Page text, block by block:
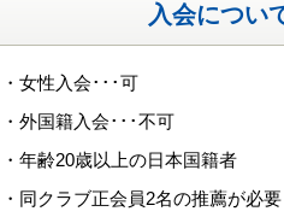
入会につい
・女性入会･･･可
・外国籍入会･･･不可
・年齢20歳以上の日本国籍者
・同クラブ正会員2名の推薦が必要